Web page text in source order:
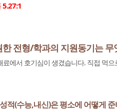
5.27:1
한 전형/학과의 지원동기는
료에서 호기심이 생겼습니다. 직접 먹
적(수능,내신)은 평소에 어떻게